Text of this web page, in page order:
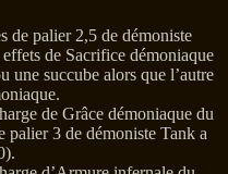
de palier 2,5 de démoniste
de Sacrifice démoniaque
une succube alors que l’autre
de Grâce démoniaque du
palier 3 de démoniste Tank a